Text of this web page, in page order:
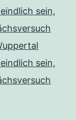
sein,
sein,